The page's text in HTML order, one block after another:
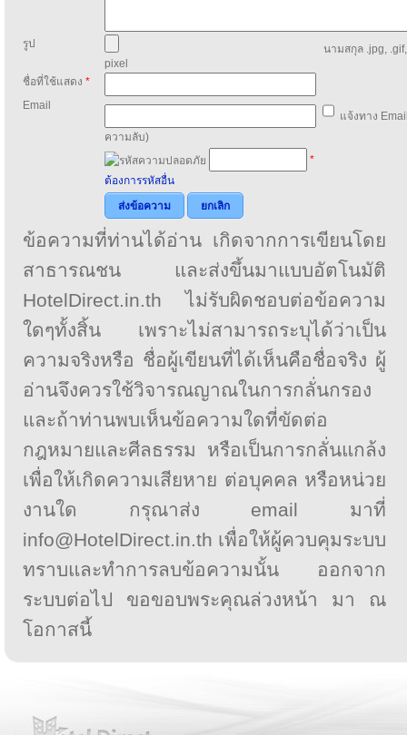
รูป
นามสกุล .jpg,
pixel
ชื่อที่ใช้แสดง *
Email
แจ้งทาง
ความลับ)
*
ต้องการรหัสอื่น
ส่งข้อความ
ยกเลิก
ข้อความที่ท่านได้อ่าน เกิดจากการเขียนโดย
สาธารณชน และส่งขึ้นมาแบบอัตโนมัติ
HotelDirect.in.th ไม่รับผิดชอบต่อข้อความ
ใดๆทั้งสิ้น เพราะไม่สามารถระบุได้ว่าเป็น
ความจริงหรือ ชื่อผู้เขียนที่ได้เห็นคือชื่อจริง ผู้
อ่านจึงควรใช้วิจารณญาณในการกลั่นกรอง
และถ้าท่านพบเห็นข้อความใดที่ขัดต่อ
กฎหมายและศีลธรรม หรือเป็นการกลั่นแกล้ง
เพื่อให้เกิดความเสียหาย ต่อบุคคล หรือหน่วย
งานใด กรุณาส่ง email มาที่
info@HotelDirect.in.th เพื่อให้ผู้ควบคุมระบบ
ทราบและทำการลบข้อความนั้น ออกจาก
ระบบต่อไป ขอขอบพระคุณล่วงหน้า มา ณ
โอกาสนี้